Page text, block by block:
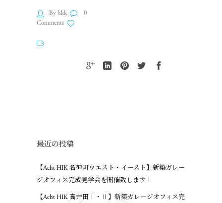
By hkk
0
Comments
最近の投稿
【Acht HIK 名神町ウエスト・イースト】新築ガレー
ジオフィス完成見学会を開催致します！
【Acht HIK 高井田Ⅰ・Ⅱ】新築ガレージオフィス完